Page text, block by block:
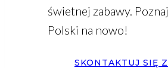
świetnej zabawy.
Polski na nowo!
SKONTAKTUJ SIĘ Z